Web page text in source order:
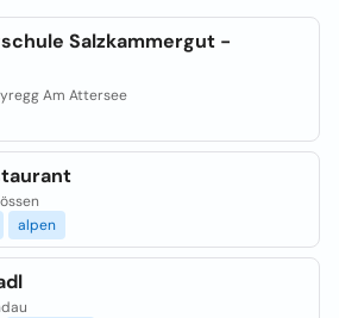
Salzkammergut -
Am Attersee
alpen